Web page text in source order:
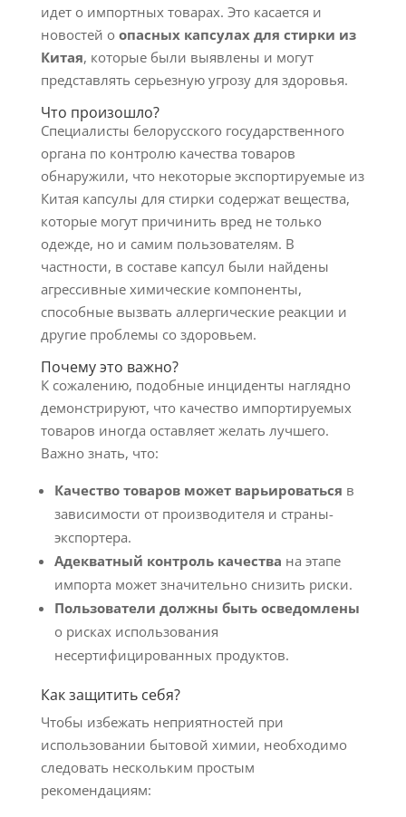
идет о импортных товарах. Это касается и
новостей о опасных капсулах для стирки из
Китая, которые были выявлены и могут
представлять серьезную угрозу для здоровья.
Что произошло?
Специалисты белорусского государственного
органа по контролю качества товаров
обнаружили, что некоторые экспортируемые из
Китая капсулы для стирки содержат вещества,
которые могут причинить вред не только
одежде, но и самим пользователям. В
частности, в составе капсул были найдены
агрессивные химические компоненты,
способные вызвать аллергические реакции и
другие проблемы со здоровьем.
Почему это важно?
К сожалению, подобные инциденты наглядно
демонстрируют, что качество импортируемых
товаров иногда оставляет желать лучшего.
Важно знать, что:
Качество товаров может варьироваться в
зависимости от производителя и страны-
экспортера.
Адекватный контроль качества на этапе
импорта может значительно снизить риски.
Пользователи должны быть осведомлены
о рисках использования
несертифицированных продуктов.
Как защитить себя?
Чтобы избежать неприятностей при
использовании бытовой химии, необходимо
следовать нескольким простым
рекомендациям: